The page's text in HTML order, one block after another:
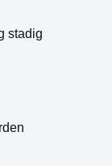
stadig